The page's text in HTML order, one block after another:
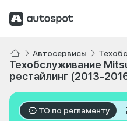
Автосервисы
Техобслуживание
рестайлинг (2013-
ТО по регламенту